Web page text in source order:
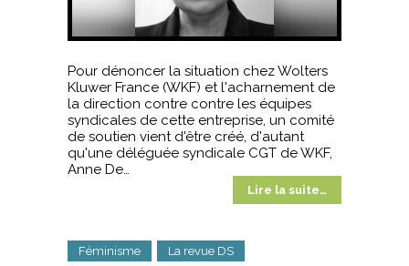
Pour dénoncer la situation chez Wolters
Kluwer France (WKF) et l'acharnement de
la direction contre contre les équipes
syndicales de cette entreprise, un comité
de soutien vient d'être créé, d'autant
qu'une déléguée syndicale CGT de WKF,
Anne De…
Lire la suite…
Féminisme La revue DS